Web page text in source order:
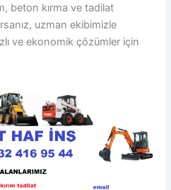
beton kırma ve tadilat
uzman ekibimizle
ve ekonomik çözümler için